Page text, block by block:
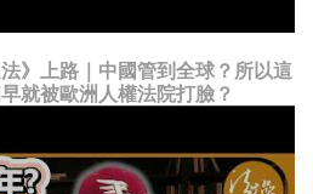
》上路｜中國管到全球？所以這
就被歐洲人權法院打臉？